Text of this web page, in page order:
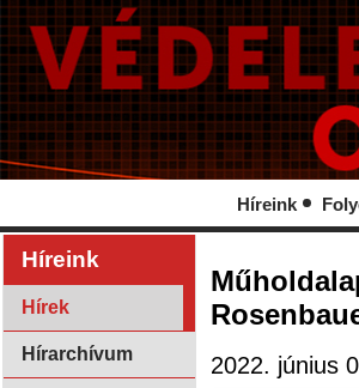
Híreink
Híreink
Hírek
Hírarchívum
2022. június